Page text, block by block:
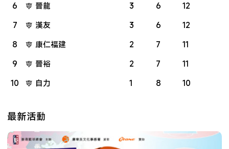
6
晉龍 3 6
12
7
漢友 3 6
12
8
康仁福建 2 7
11
9
晉裕 2 7
11
10
自力 1 8 10
最新活動